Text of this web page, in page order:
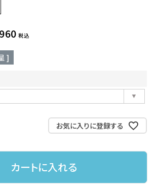
税込
]
お気に入りに登録する
カートに入れる